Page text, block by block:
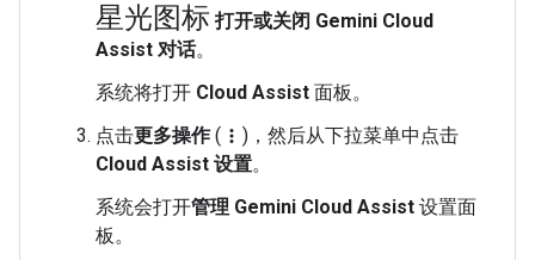
星光图标 打开或关闭 Gemini Cloud
Assist 对话。
系统将打开 Cloud Assist 面板。
点击更多操作( more_vert )，然后从下拉菜单中点击
Cloud Assist 设置。
系统会打开管理 Gemini Cloud Assist 设置面
板。